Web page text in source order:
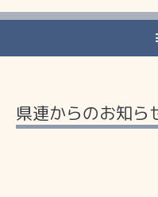
県連からのお知ら